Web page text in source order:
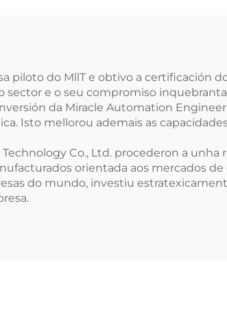
(México)
piloto do MllT e obtivo a certificación
sector e o seu compromiso
da Miracle Automation
Isto mellorou ademais as
Technology Co., Ltd. procederon a
orientada aos mercados de
do mundo, investiu